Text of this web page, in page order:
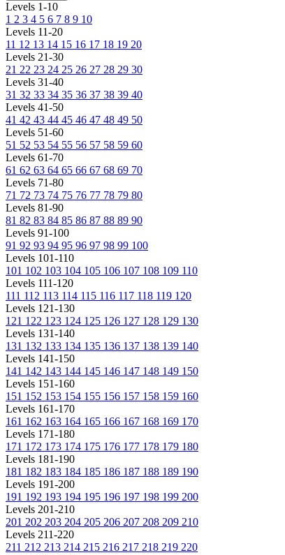
Levels 1-10
1 2 3 4 5 6 7 8 9 10
Levels 11-20
11 12 13 14 15 16 17 18 19 20
Levels 21-30
21 22 23 24 25 26 27 28 29 30
Levels 31-40
31 32 33 34 35 36 37 38 39 40
Levels 41-50
41 42 43 44 45 46 47 48 49 50
Levels 51-60
51 52 53 54 55 56 57 58 59 60
Levels 61-70
61 62 63 64 65 66 67 68 69 70
Levels 71-80
71 72 73 74 75 76 77 78 79 80
Levels 81-90
81 82 83 84 85 86 87 88 89 90
Levels 91-100
91 92 93 94 95 96 97 98 99 100
Levels 101-110
101 102 103 104 105 106 107 108 109 110
Levels 111-120
111 112 113 114 115 116 117 118 119 120
Levels 121-130
121 122 123 124 125 126 127 128 129 130
Levels 131-140
131 132 133 134 135 136 137 138 139 140
Levels 141-150
141 142 143 144 145 146 147 148 149 150
Levels 151-160
151 152 153 154 155 156 157 158 159 160
Levels 161-170
161 162 163 164 165 166 167 168 169 170
Levels 171-180
171 172 173 174 175 176 177 178 179 180
Levels 181-190
181 182 183 184 185 186 187 188 189 190
Levels 191-200
191 192 193 194 195 196 197 198 199 200
Levels 201-210
201 202 203 204 205 206 207 208 209 210
Levels 211-220
211 212 213 214 215 216 217 218 219 220